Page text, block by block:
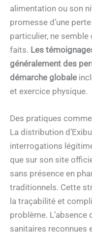
alimentation ou son
promesse d’une
particulier, ne
faits. Les
généralement des
démarche globale
et exercice physique.
Des pratiques
La distribution
interrogations
que sur son site
sans présence en
traditionnels. Cette
la traçabilité et
problème.
sanitaires reconnues